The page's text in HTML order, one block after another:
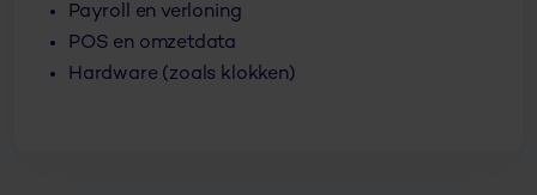
Payroll en verloning
POS en omzetdata
Hardware (zoals klokken)